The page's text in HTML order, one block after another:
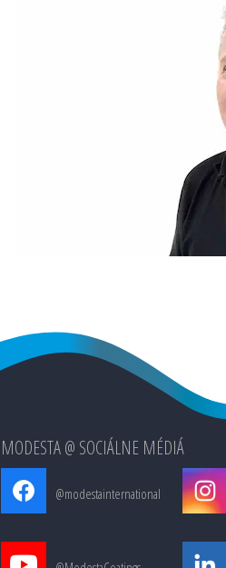
MODESTA @ SOCIÁLNE MÉDIÁ
@modestainternational